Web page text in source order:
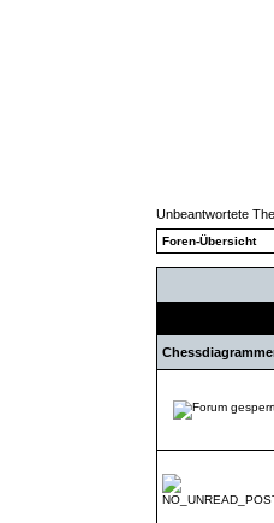
Unbeantwortete
Foren-Übersicht